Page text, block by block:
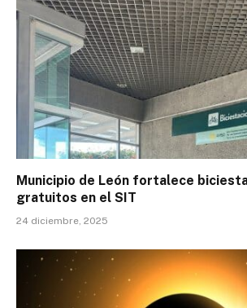
Municipio de León fortalece
gratuitos en el SIT
24 diciembre, 2025